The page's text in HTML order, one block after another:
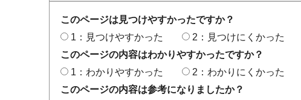
このページは見つけやすかったですか？
1：見つけやすかった
2：見つけにくかった
このページの内容はわかりやすかったですか？
1：わかりやすかった
2：わかりにくかった
このページの内容は参考になりましたか？